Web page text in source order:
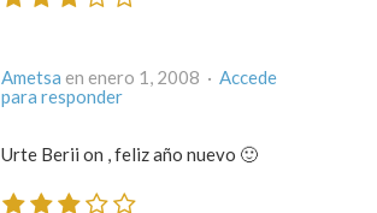
Ametsa en enero 1, 2008 · Accede
para responder
Urte Berii on , feliz año nuevo 🙂